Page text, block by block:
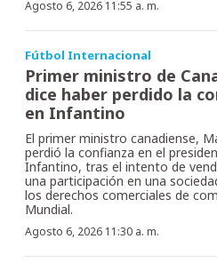
Agosto 6, 2026 11:55 a. m.
Fútbol Internacional
Primer ministro de
dice haber perdido la
en Infantino
El primer ministro canadiense,
perdió la confianza en el
Infantino, tras el intento de
una participación en una
los derechos comerciales de
Mundial.
Agosto 6, 2026 11:30 a. m.